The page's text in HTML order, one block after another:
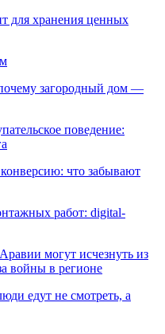
для хранения ценных
загородный дом —
поведение:
что забывают
работ: digital-
могут исчезнуть из
войны в регионе
едут не смотреть, а